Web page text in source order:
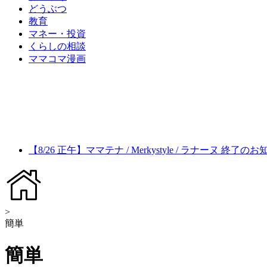
どうぶつ
教育
マネー・投資
くらしの相談
ママコマ漫画
【8/26 正午】ママテナ / Merkystyle / ラナーヌ 終了のお
>
簡単
簡単